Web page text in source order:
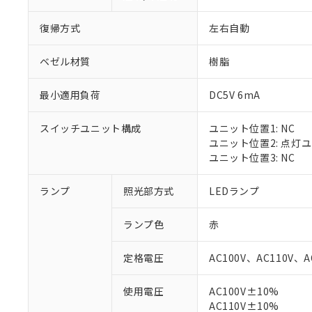
復帰方式 左右自動
ベゼル材質 樹脂
最小適用負荷 DC5V 6mA
スイッチユニット構成
ユニット位置1: NC
ユニット位置2: 点灯
ユニット位置3: NC
ランプ 照光部方式 LEDランプ
ランプ色 赤
定格電圧 AC100V、AC110V、
使用電圧
AC100V±10%
AC110V±10%
ご利用条件
※1 対応状況
対応予定なし：
調査・確認中：
非該当品：ライセ
仕入先様の事情に
※1 中国